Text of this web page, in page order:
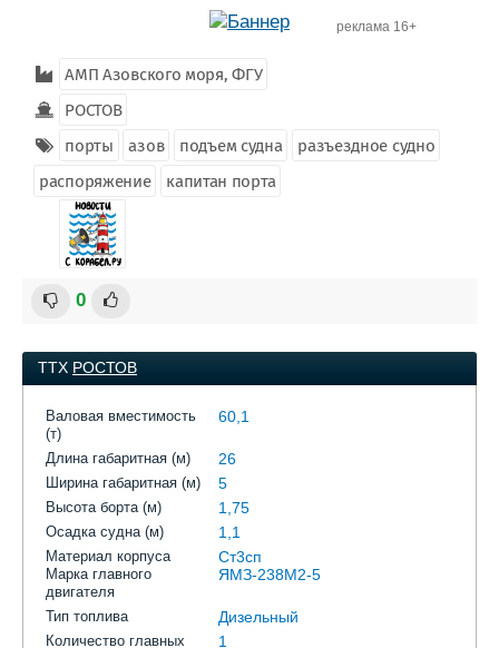
реклама 16+
АМП Азовского моря, ФГУ
РОСТОВ
порты
азов подъем судна
разъездное судно
распоряжение
капитан порта
0
ТТХ РОСТОВ
Валовая вместимость
(т)
60,1
Длина габаритная (м) 26
Ширина габаритная (м) 5
Высота борта (м) 1,75
Осадка судна (м) 1,1
Материал корпуса Ст3сп
Марка главного
двигателя
ЯМЗ-238М2-5
Тип топлива Дизельный
Количество главных
1